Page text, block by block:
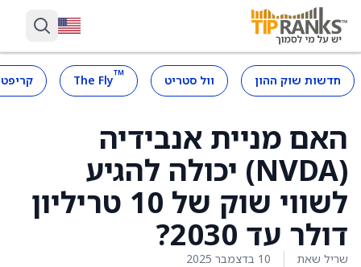
חדשות שוק ההון וול סטריט ™
The Fly
האם מניית אנבידיה
(NVDA) יכולה להגיע
לשווי שוק של 10 טריליון
דולר עד 2030?
שריל שאת 10 בדצמבר 2025